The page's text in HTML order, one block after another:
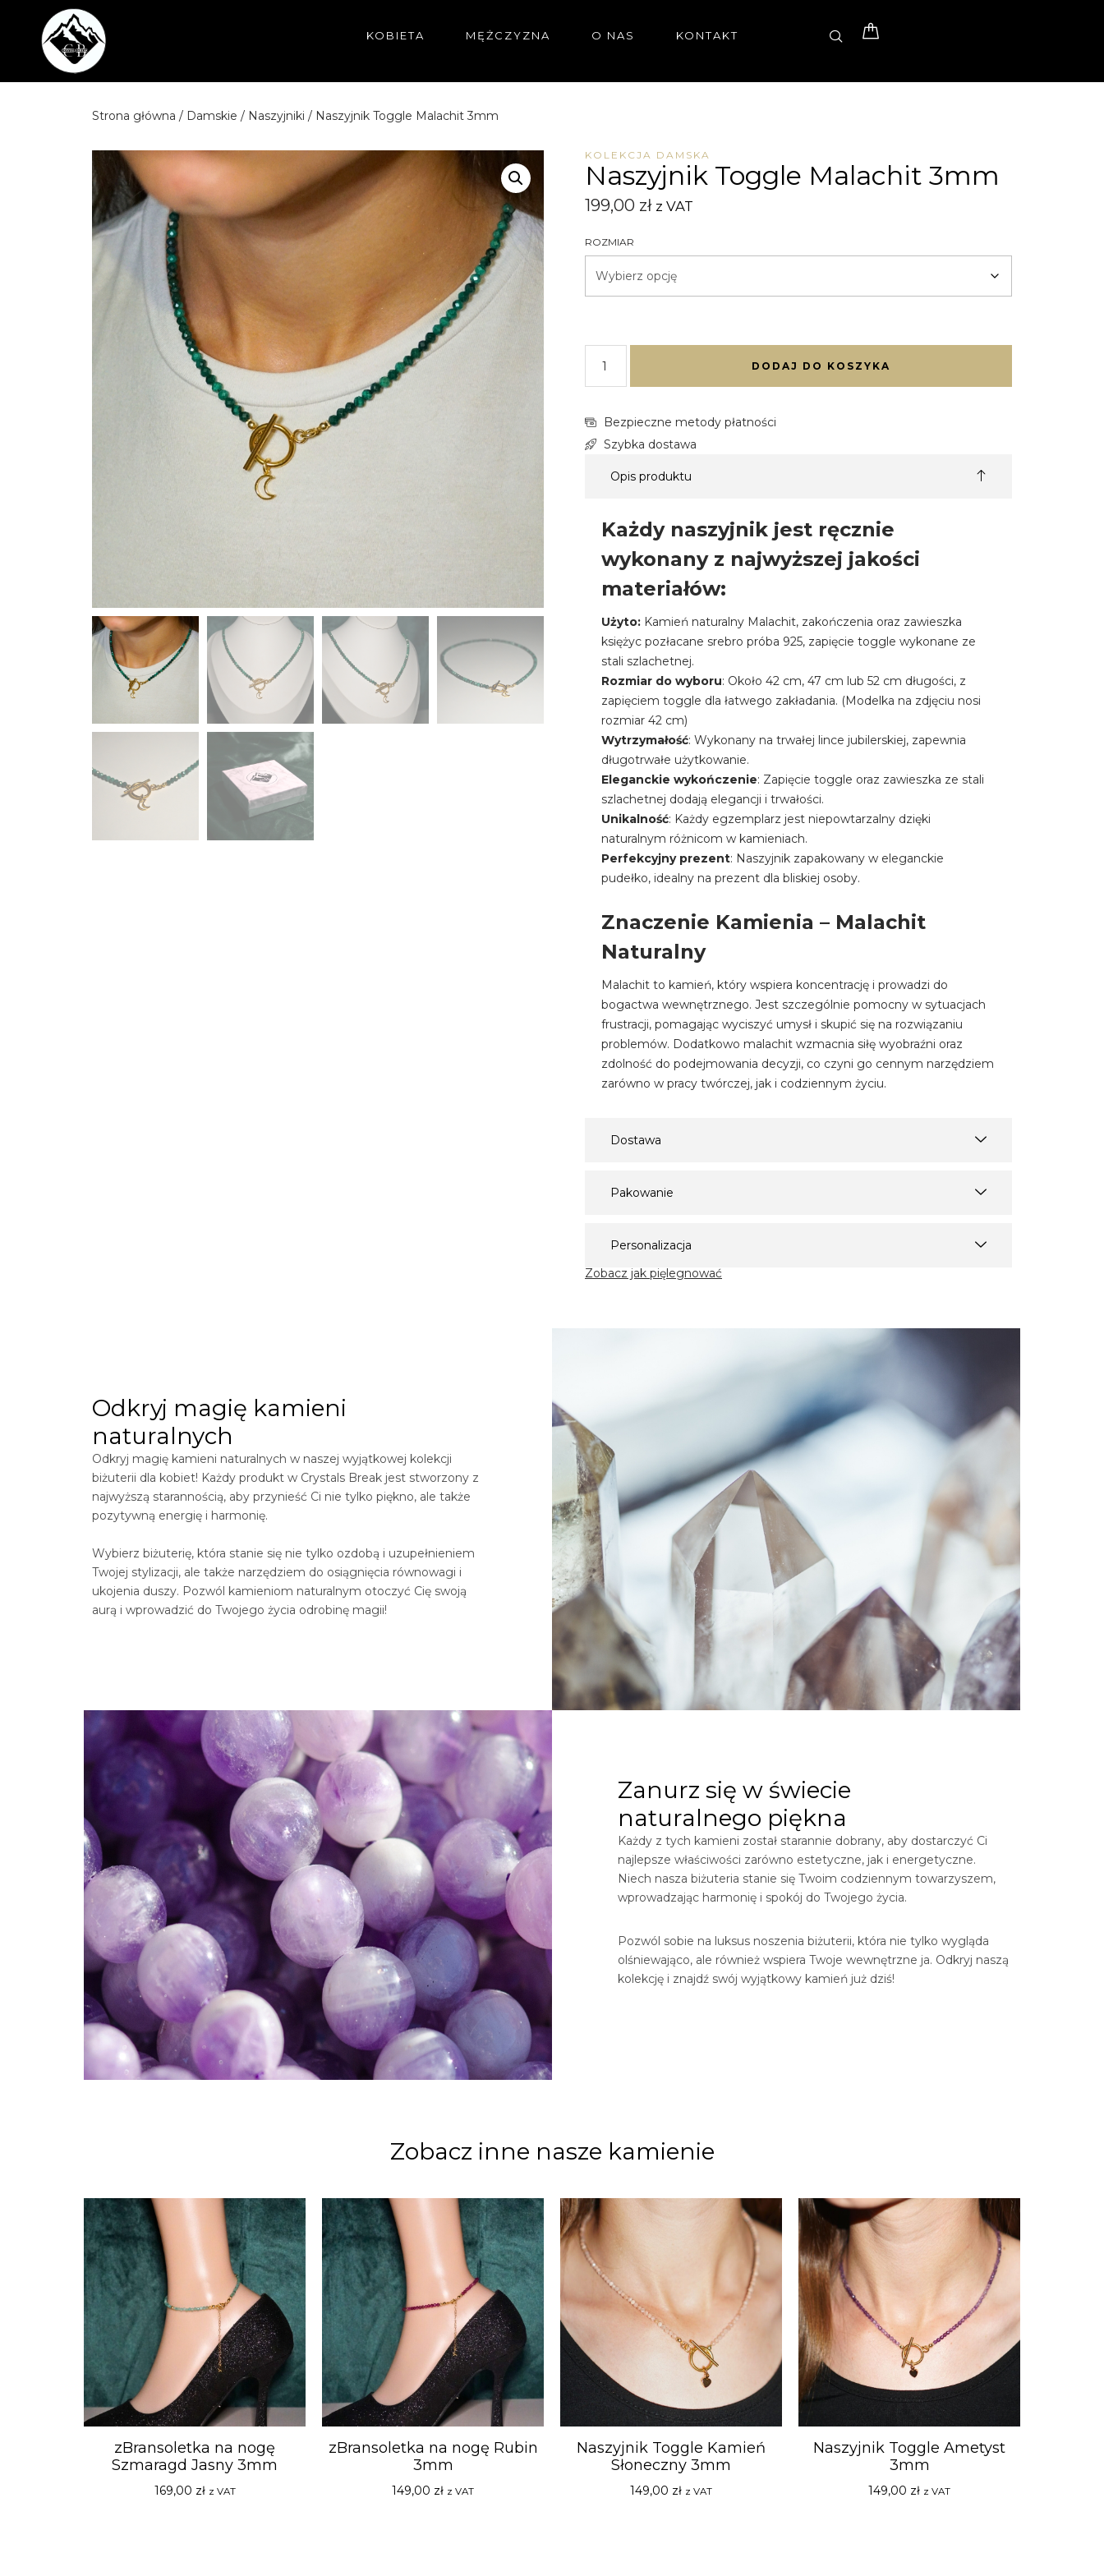
Przejdź
KOBIETA MĘŻCZYZNA O NAS KONTAKT
Strona główna / Damskie / Naszyjniki / Naszyjnik Toggle Malachit 3mm
KOLEKCJA DAMSKA
Naszyjnik Toggle Malachit 3mm
199,00 zł z VAT
ROZMIAR
DODAJ DO KOSZYKA
Bezpieczne metody płatności
Szybka dostawa
Opis produktu
Każdy naszyjnik jest ręcznie
wykonany z najwyższej jakości
materiałów:
Użyto: Kamień naturalny Malachit, zakończenia oraz zawieszka
księżyc pozłacane srebro próba 925, zapięcie toggle wykonane ze
stali szlachetnej.
Rozmiar do wyboru: Około 42 cm, 47 cm lub 52 cm długości, z
zapięciem toggle dla łatwego zakładania. (Modelka na zdjęciu nosi
rozmiar 42 cm)
Wytrzymałość: Wykonany na trwałej lince jubilerskiej, zapewnia
długotrwałe użytkowanie.
Eleganckie wykończenie: Zapięcie toggle oraz zawieszka ze stali
szlachetnej dodają elegancji i trwałości.
Unikalność: Każdy egzemplarz jest niepowtarzalny dzięki
naturalnym różnicom w kamieniach.
Perfekcyjny prezent: Naszyjnik zapakowany w eleganckie
pudełko, idealny na prezent dla bliskiej osoby.
Znaczenie Kamienia – Malachit
Naturalny
Malachit to kamień, który wspiera koncentrację i prowadzi do
bogactwa wewnętrznego. Jest szczególnie pomocny w sytuacjach
frustracji, pomagając wyciszyć umysł i skupić się na rozwiązaniu
problemów. Dodatkowo malachit wzmacnia siłę wyobraźni oraz
zdolność do podejmowania decyzji, co czyni go cennym narzędziem
zarówno w pracy twórczej, jak i codziennym życiu.
Dostawa
Pakowanie
Personalizacja
Zobacz jak pięlegnować
Odkryj magię kamieni
naturalnych
Odkryj magię kamieni naturalnych w naszej wyjątkowej kolekcji
biżuterii dla kobiet! Każdy produkt w Crystals Break jest stworzony z
najwyższą starannością, aby przynieść Ci nie tylko piękno, ale także
pozytywną energię i harmonię.
Wybierz biżuterię, która stanie się nie tylko ozdobą i uzupełnieniem
Twojej stylizacji, ale także narzędziem do osiągnięcia równowagi i
ukojenia duszy. Pozwól kamieniom naturalnym otoczyć Cię swoją
aurą i wprowadzić do Twojego życia odrobinę magii!
Zanurz się w świecie
naturalnego piękna
Każdy z tych kamieni został starannie dobrany, aby dostarczyć Ci
najlepsze właściwości zarówno estetyczne, jak i energetyczne.
Niech nasza biżuteria stanie się Twoim codziennym towarzyszem,
wprowadzając harmonię i spokój do Twojego życia.
Pozwól sobie na luksus noszenia biżuterii, która nie tylko wygląda
olśniewająco, ale również wspiera Twoje wewnętrzne ja. Odkryj naszą
kolekcję i znajdź swój wyjątkowy kamień już dziś!
Zobacz inne nasze kamienie
zBransoletka na nogę
Szmaragd Jasny 3mm
169,00 zł z VAT
zBransoletka na nogę Rubin
3mm
149,00 zł z VAT
Naszyjnik Toggle Kamień
Słoneczny 3mm
149,00 zł z VAT
Naszyjnik Toggle Ametyst
3mm
149,00 zł z VAT